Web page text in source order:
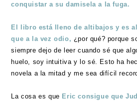
conquistar a su damisela a la fuga.
El libro está lleno de altibajos y es
que a la vez odio, ¿por qué? porque
siempre dejo de leer cuando sé que
huelo, soy intuitiva y lo sé. Esto ha
novela a la mitad y me sea difícil
La cosa es que Eric consigue que